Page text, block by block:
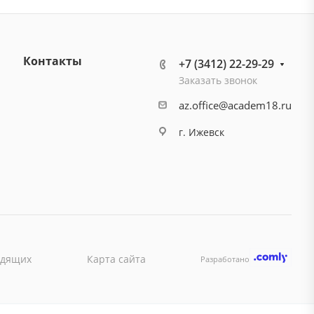
Контакты +7 (3412) 22-29-29
Заказать звонок
az.office@academ18.ru
г. Ижевск
Карта сайта Разработано